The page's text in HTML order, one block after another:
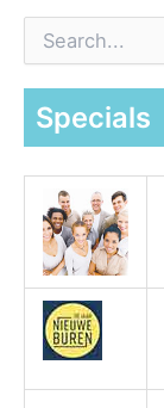
a
Specials